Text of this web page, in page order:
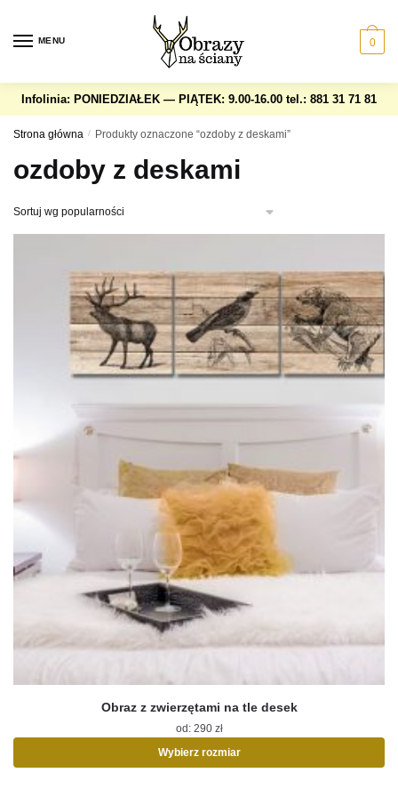
navigation
content
MENU 0
Infolinia: PONIEDZIAŁEK — PIĄTEK: 9.00-16.00 tel.: 881 31 71 81
Strona główna / Produkty oznaczone “ozdoby z deskami”
ozdoby z deskami
Obraz z zwierzętami na tle desek
od: 290 zł
Wybierz rozmiar